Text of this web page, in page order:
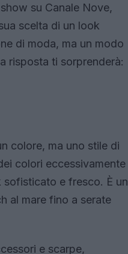
su Canale Nove,
scelta di un look
di moda, ma un modo
risposta ti sorprenderà:
colore, ma uno stile di
colori eccessivamente
sofisticato e fresco. È un
al mare fino a serate
e scarpe,